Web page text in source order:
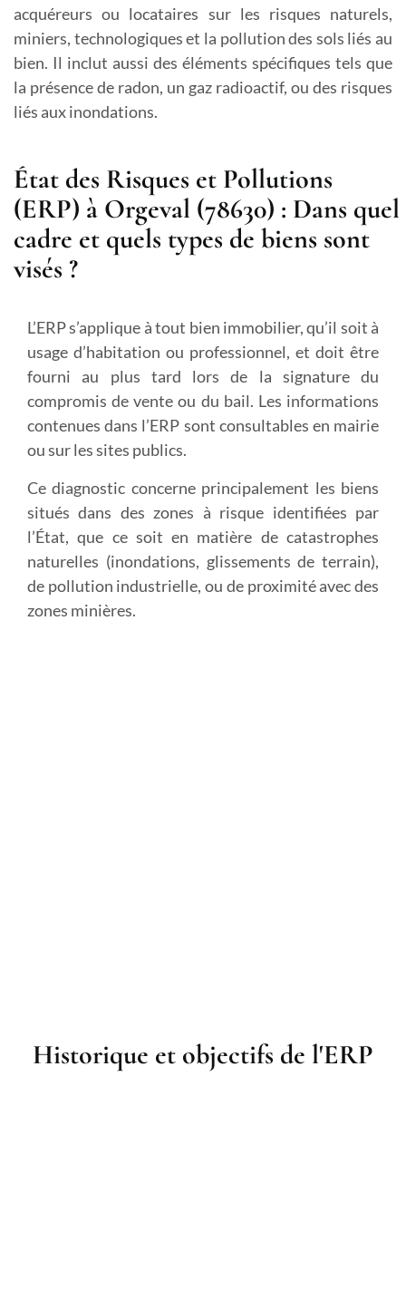
acquéreurs ou locataires sur les risques naturels,
miniers, technologiques et la pollution des sols liés au
bien. Il inclut aussi des éléments spécifiques tels que
la présence de radon, un gaz radioactif, ou des risques
liés aux inondations.
État des Risques et Pollutions
(ERP) à Orgeval (78630) : Dans quel
cadre et quels types de biens sont
visés ?
L’ERP s’applique à tout bien immobilier, qu’il soit à
usage d’habitation ou professionnel, et doit être
fourni au plus tard lors de la signature du
compromis de vente ou du bail. Les informations
contenues dans l’ERP sont consultables en mairie
ou sur les sites publics.
Ce diagnostic concerne principalement les biens
situés dans des zones à risque identifiées par
l’État, que ce soit en matière de catastrophes
naturelles (inondations, glissements de terrain),
de pollution industrielle, ou de proximité avec des
zones minières.
Historique et objectifs de l'ERP